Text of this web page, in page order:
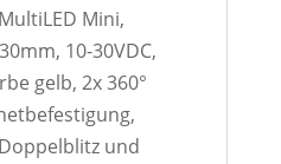
Mini,
10-30VDC,
gelb, 2x 360°
und